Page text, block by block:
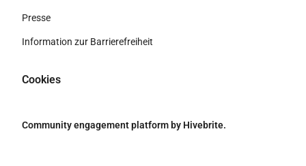
Presse
Information zur Barrierefreiheit
Cookies
Community engagement platform by Hivebrite.